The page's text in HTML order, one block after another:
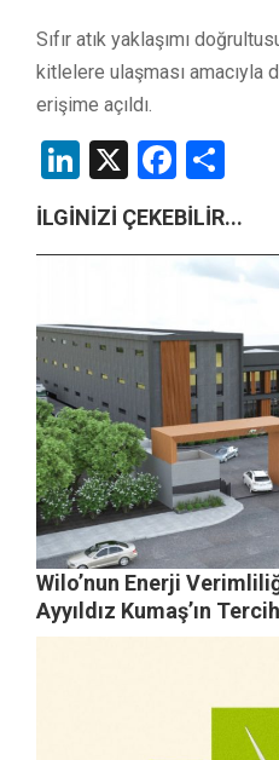
Sıfır atık yaklaşımı
kitlelere ulaşması amacıyla
erişime açıldı.
LinkedIn
X
İLGİNİZİ ÇEKEBİLİR...
Wilo’nun Enerji
Ayyıldız Kumaş’ın